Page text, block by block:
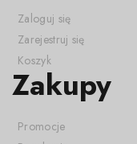
Zaloguj się
Zarejestruj się
Koszyk
Zakupy
Promocje